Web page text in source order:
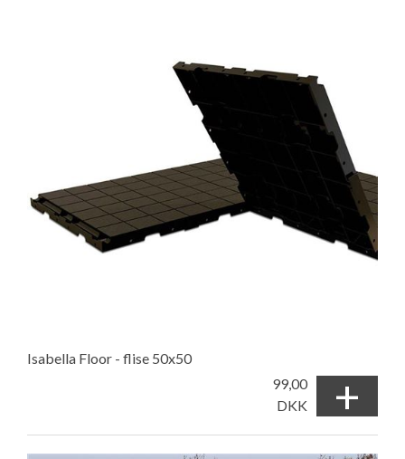
Isabella Floor - flise 50x50
99,00
DKK
+